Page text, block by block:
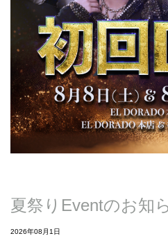
夏祭りEventのお知
2026年08月1日